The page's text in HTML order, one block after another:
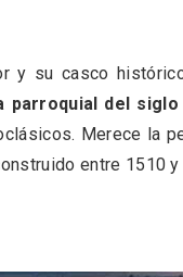
y su casco
parroquial del siglo
Merece la
entre 1510 y